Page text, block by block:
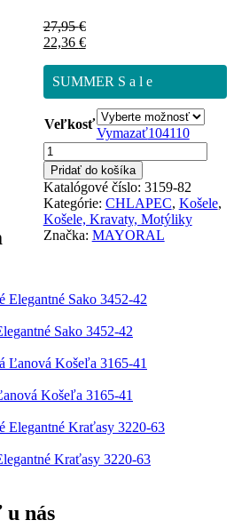
27,95€
22,36 €
SUMMER S a l e
Veľkosť
Vymazať104110
množstvo
MAYORAL
Chlapčenská
Elegantná
Košeľa
3159-
82
Pridať do košíka
Katalógové číslo: 3159-82
Kategórie: CHLAPEC, Košele,
Košele, Kravaty, Motýliky
Značka: MAYORAL
Sako 3452-42
Košeľa 3165-41
Kraťasy 3220-63
nás